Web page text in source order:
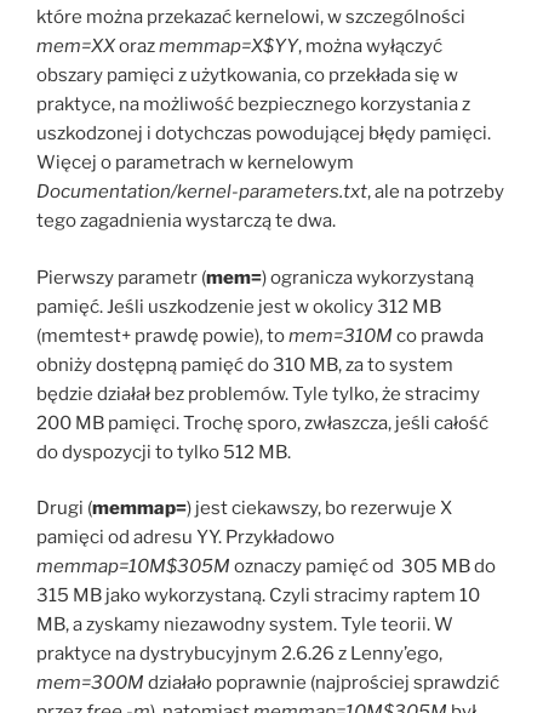
które można przekazać kernelowi, w szczególności
mem=XXorazmemmap=X$YY, można wyłączyć
obszary pamięci z użytkowania, co przekłada się w
praktyce, na możliwość bezpiecznego korzystania z
uszkodzonej i dotychczas powodującej błędy pamięci.
Więcej o parametrach w kernelowym
Documentation/kernel-parameters.txt, ale na potrzeby
tego zagadnienia wystarczą te dwa.
Pierwszy parametr (mem=) ogranicza wykorzystaną
pamięć. Jeśli uszkodzenie jest w okolicy 312 MB
(memtest+ prawdę powie), tomem=310M co prawda
obniży dostępną pamięć do 310 MB, za to system
będzie działał bez problemów. Tyle tylko, że stracimy
200 MB pamięci. Trochę sporo, zwłaszcza, jeśli całość
do dyspozycji to tylko 512 MB.
Drugi (memmap=) jest ciekawszy, bo rezerwuje X
pamięci od adresu YY. Przykładowo
memmap=10M$305M oznaczy pamięć od 305 MB do
315 MB jako wykorzystaną. Czyli stracimy raptem 10
MB, a zyskamy niezawodny system. Tyle teorii. W
praktyce na dystrybucyjnym 2.6.26 z Lenny’ego,
mem=300M działało poprawnie (najprościej sprawdzić